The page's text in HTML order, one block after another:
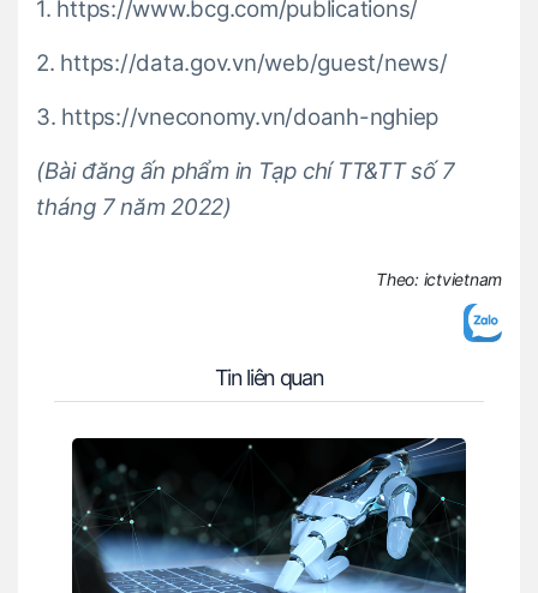
1. https://www.bcg.com/publications/
2. https://data.gov.vn/web/guest/news/
3. https://vneconomy.vn/doanh-nghiep
(Bài đăng ấn phẩm in Tạp chí TT&TT số 7
tháng 7 năm 2022)
Theo: ictvietnam
Tin liên quan